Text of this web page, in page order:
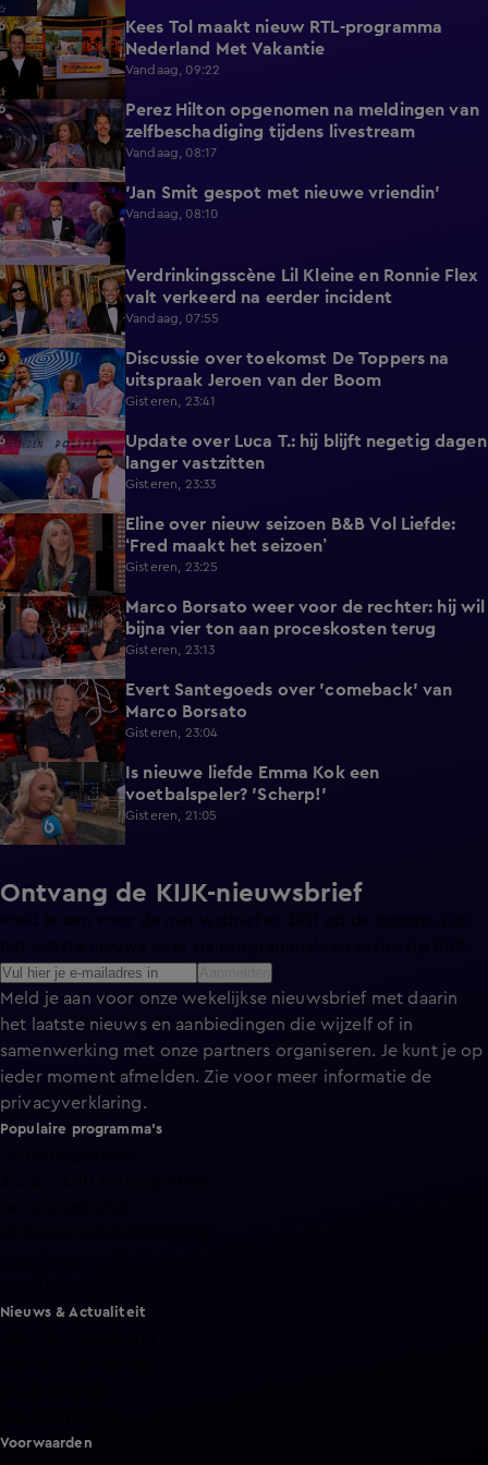
3:12
Kees Tol maakt nieuw RTL-programma
Nederland Met Vakantie
Vandaag, 09:22
3:42
Perez Hilton opgenomen na meldingen van
zelfbeschadiging tijdens livestream
Vandaag, 08:17
1:42 'Jan Smit gespot met nieuwe vriendin'
Vandaag, 08:10
4:12
Verdrinkingsscène Lil Kleine en Ronnie Flex
valt verkeerd na eerder incident
Vandaag, 07:55
1:48
Discussie over toekomst De Toppers na
uitspraak Jeroen van der Boom
Gisteren, 23:41
1:34
Update over Luca T.: hij blijft negetig dagen
langer vastzitten
Gisteren, 23:33
3:33
Eline over nieuw seizoen B&B Vol Liefde:
‘Fred maakt het seizoen’
Gisteren, 23:25
3:32
Marco Borsato weer voor de rechter: hij wil
bijna vier ton aan proceskosten terug
Gisteren, 23:13
8:57
Evert Santegoeds over 'comeback' van
Marco Borsato
Gisteren, 23:04
0:38
Is nieuwe liefde Emma Kok een
voetbalspeler? 'Scherp!'
Gisteren, 21:05
Ontvang de KIJK-nieuwsbrief
Meld je aan voor de nieuwsbrief en blijf op de hoogte van
Meld je aan voor onze wekelijkse nieuwsbrief met daarin
het laatste nieuws en aanbiedingen die wijzelf of in
samenwerking met onze partners organiseren. Je kunt je op
ieder moment afmelden. Zie voor meer informatie de
privacyverklaring.
Populaire programma's
Nieuws & Actualiteit
Voorwaarden